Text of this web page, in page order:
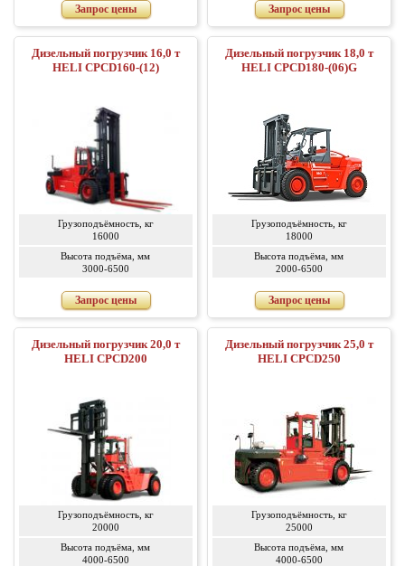
Запрос цены Запрос цены
Дизельный погрузчик 16,0 т
HELI CPCD160-(12)
Грузоподъёмность, кг
16000
Высота подъёма, мм
3000-6500
Запрос цены
Дизельный погрузчик 18,0 т
HELI CPCD180-(06)G
Грузоподъёмность, кг
18000
Высота подъёма, мм
2000-6500
Запрос цены
Дизельный погрузчик 20,0 т
HELI CPCD200
Грузоподъёмность, кг
20000
Высота подъёма, мм
4000-6500
Дизельный погрузчик 25,0 т
HELI CPCD250
Грузоподъёмность, кг
25000
Высота подъёма, мм
4000-6500